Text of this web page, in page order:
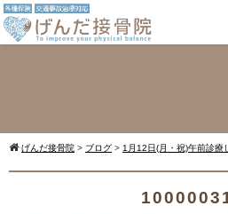
Warning:
げんだ接骨院 > ブログ > 1月12日(月・祝)午前診療